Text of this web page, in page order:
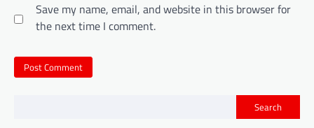
Save my name, email, and website in this browser for
the next time I comment.
Search